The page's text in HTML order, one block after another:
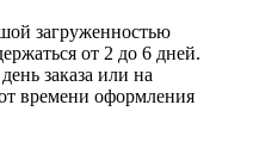
загруженностью
от 2 до 6 дней.
заказа или на
времени оформления